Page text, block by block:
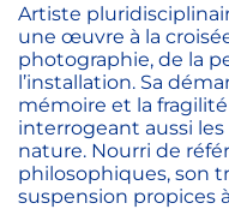
Artiste
une œuvre à la
photographie, de la
l’installation. Sa
mémoire et la fragilité
interrogeant aussi
nature. Nourri de
philosophiques, son
suspension propices